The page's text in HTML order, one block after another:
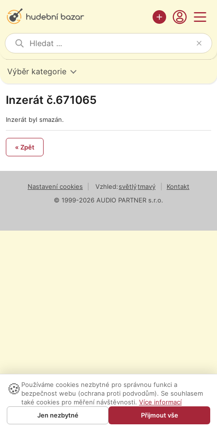
Výběr kategorie
Inzerát č.671065
Inzerát byl smazán.
« Zpět
Nastavení cookies Vzhled:světlýtmavý
Kontakt
© 1999-2026 AUDIO PARTNER s.r.o.
🍪 Používáme cookies nezbytné pro správnou funkci a
bezpečnost webu (ochrana proti podvodům). Se souhlasem
také cookies pro měření návštěvnosti. Více informací
Jen nezbytné
Přijmout vše